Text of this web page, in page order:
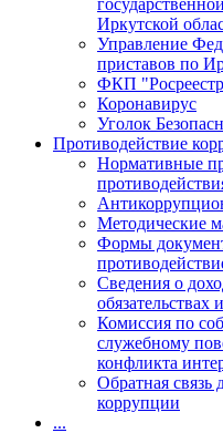
Иркутской
Управление
приставов по
ФКП
Коронавирус
Уголок
Противодействие
Нормативные
Методические
Формы
Сведения о
обязательствах
Комиссия по
служебному
конфликта
Обратная связь
коррупции
...